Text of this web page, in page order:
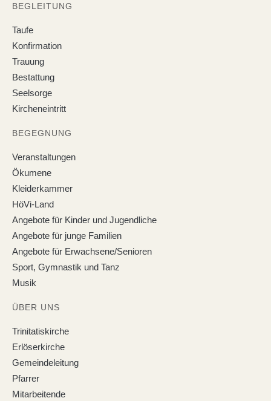
BEGLEITUNG
Taufe
Konfirmation
Trauung
Bestattung
Seelsorge
Kircheneintritt
BEGEGNUNG
Veranstaltungen
Ökumene
Kleiderkammer
HöVi-Land
Angebote für Kinder und Jugendliche
Angebote für junge Familien
Angebote für Erwachsene/Senioren
Sport, Gymnastik und Tanz
Musik
ÜBER UNS
Trinitatiskirche
Erlöserkirche
Gemeindeleitung
Pfarrer
Mitarbeitende